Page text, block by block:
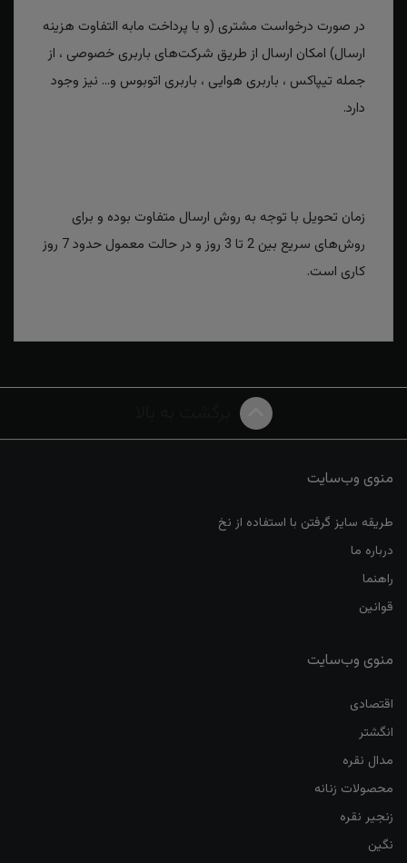
در صورت درخواست مشتری (و با پرداخت مابه التفاوت هزینه
ارسال) امکان ارسال از طریق شرکت‌های باربری خصوصی ، از
جمله تیپاکس ، باربری هوایی ، باربری اتوبوس و... نیز وجود
دارد.
زمان تحویل با توجه به روش ارسال متفاوت بوده و برای
روش‌های سریع بین 2 تا 3 روز و در حالت معمول حدود 7 روز
کاری است.
منوی وب‌سایت
طریقه سایز گرفتن با استفاده از نخ
درباره ما
راهنما
قوانین
منوی وب‌سایت
اقتصادی
انگشتر
مدال نقره
محصولات زنانه
زنجیر نقره
نگین